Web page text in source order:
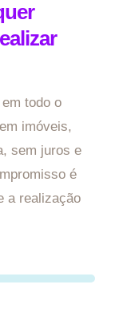
todo o
imóveis,
sem juros e
é
a realização